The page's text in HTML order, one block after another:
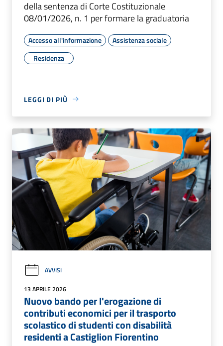
della sentenza di Corte Costituzionale
08/01/2026, n. 1 per formare la graduatoria
Accesso all'informazione
Assistenza sociale
Residenza
LEGGI DI PIÙ
AVVISI
13 APRILE 2026
Nuovo bando per l'erogazione di
contributi economici per il trasporto
scolastico di studenti con disabilità
residenti a Castiglion Fiorentino